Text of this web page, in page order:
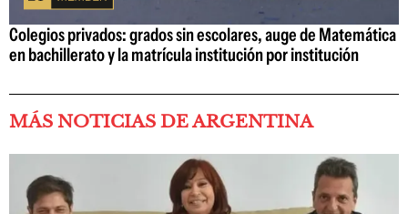
Colegios privados: grados sin escolares, auge de Matemática
en bachillerato y la matrícula institución por institución
MÁS NOTICIAS DE ARGENTINA